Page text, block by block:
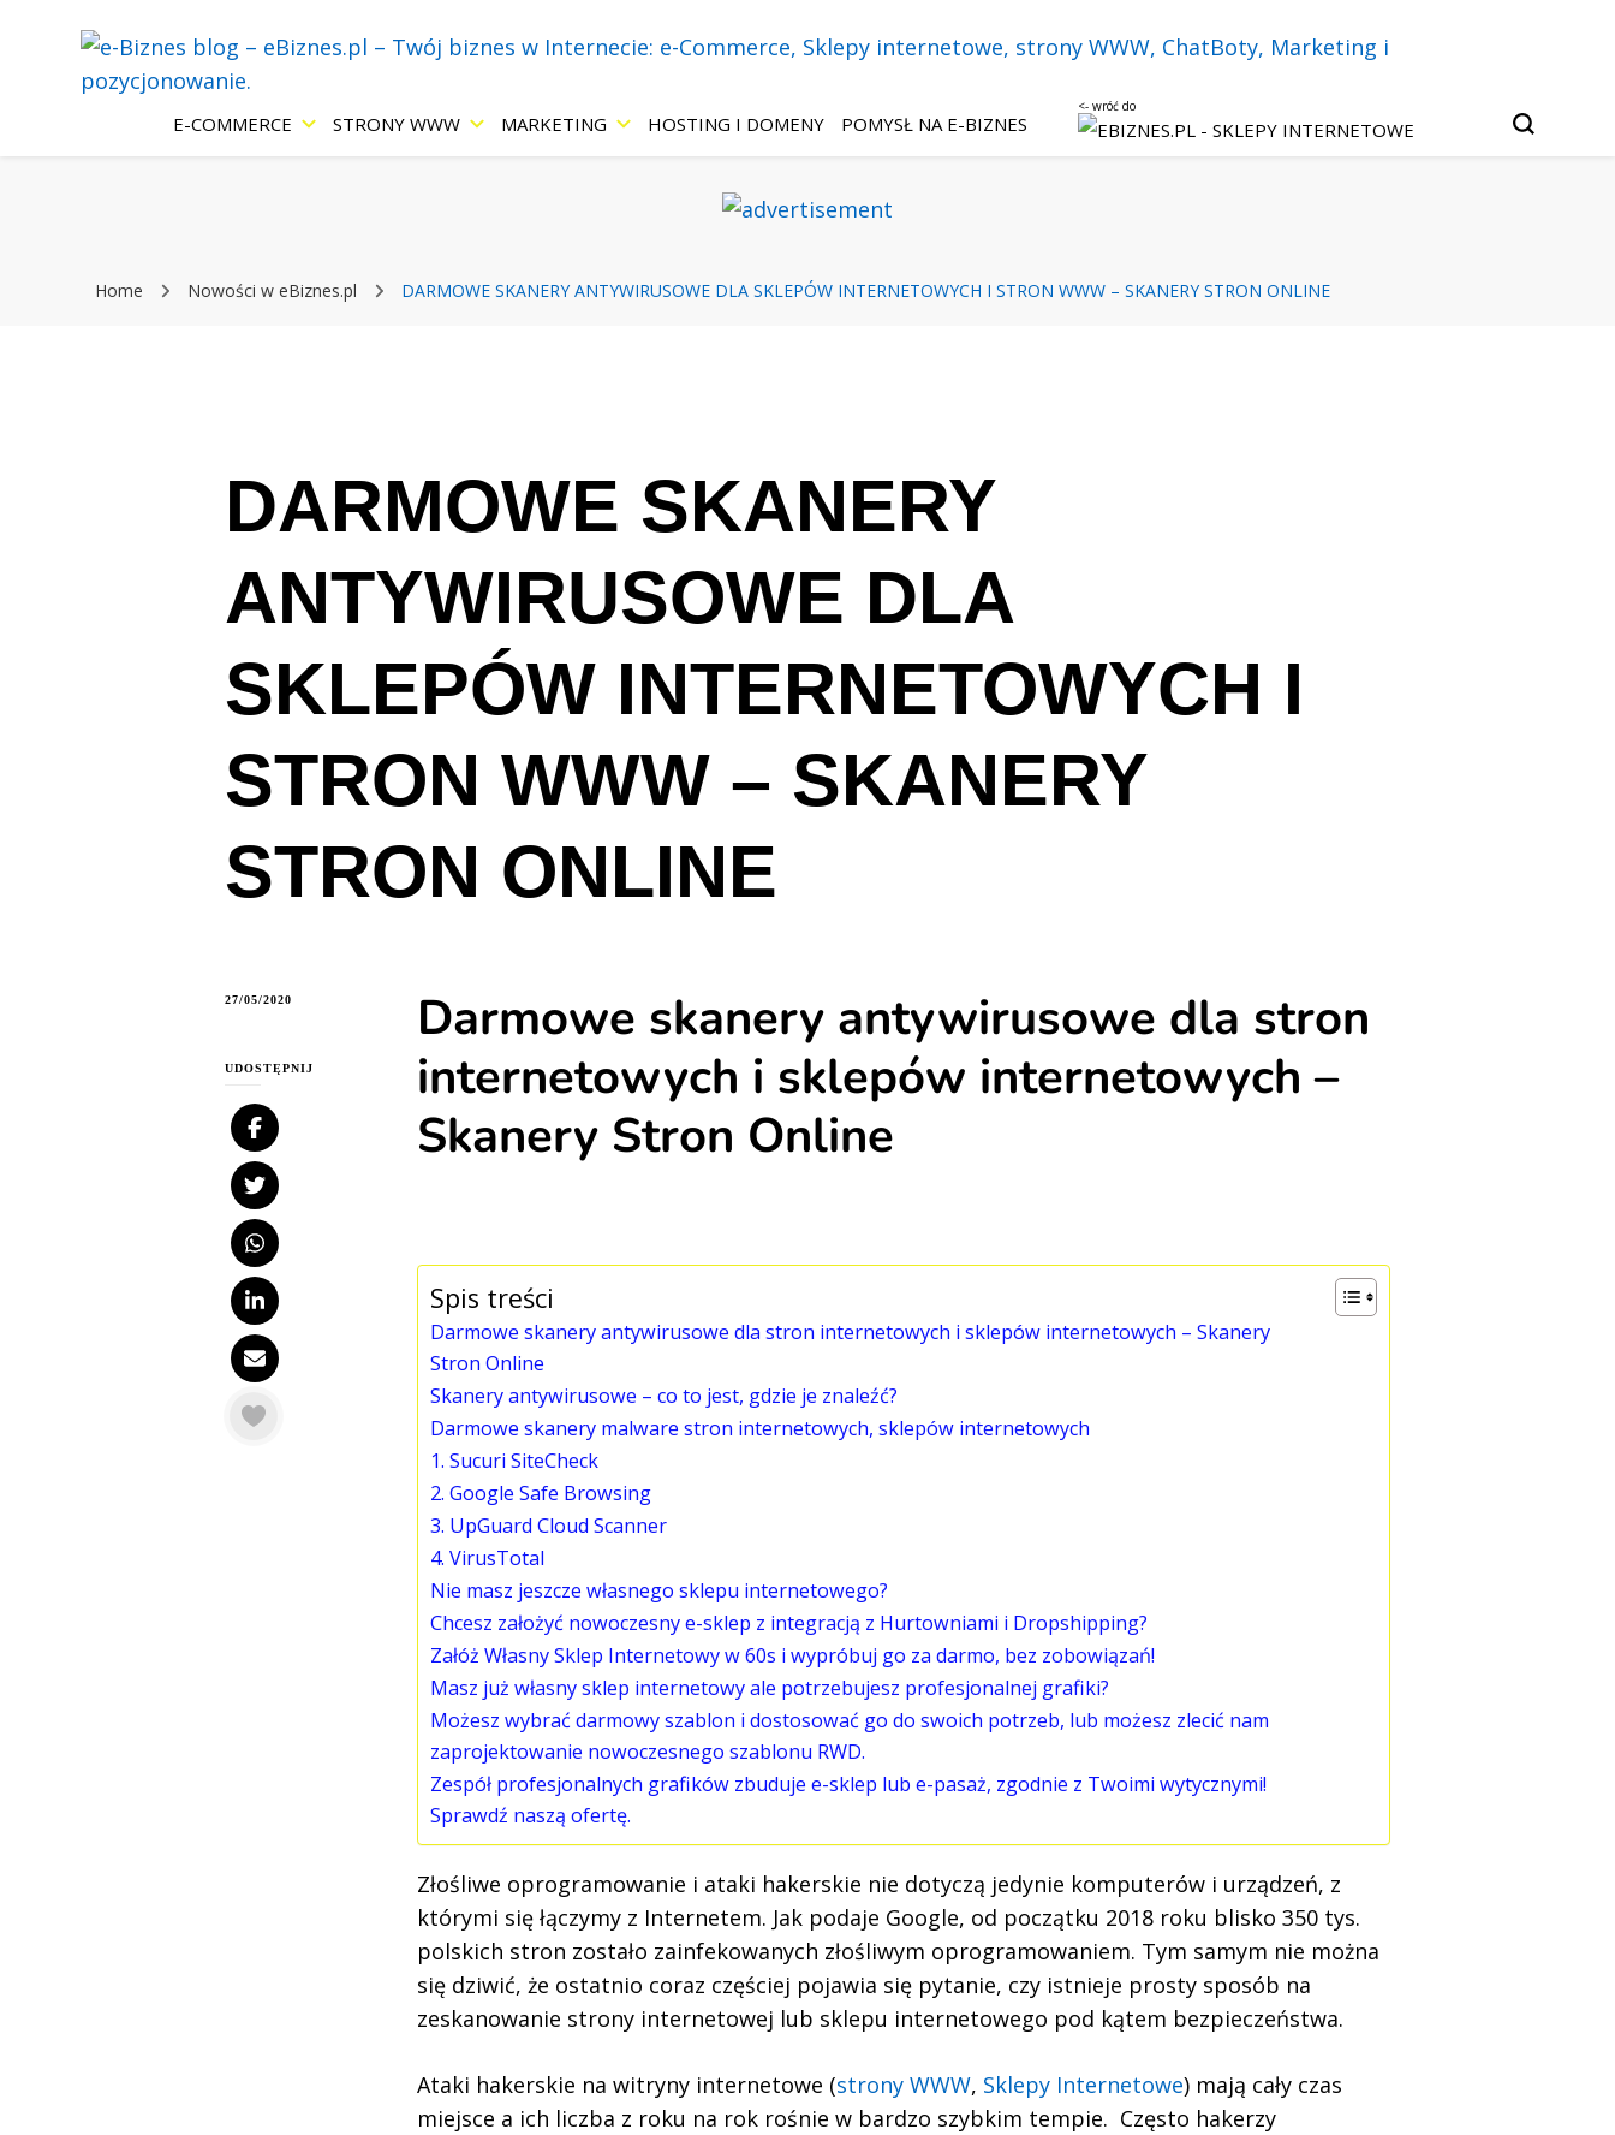
e-Biznes blog – eBiznes.pl – Twój biznes w
Internecie: e-Commerce, Sklepy internetowe,
pozycjonowanie.
Blog eBiznes.pl – wszystko o prowadzenie biznesu w Internecie! Wszystko o: sklepach internetowych, stronach WWW, marketingu, czatbotach i sztucznej inteligencji.
E-COMMERCE STRONY WWW MARKETING HOSTING I DOMENY POMYSŁ NA E-BIZNES
Home Nowości w eBiznes.pl DARMOWE SKANERY ANTYWIRUSOWE DLA SKLEPÓW INTERNETOWYCH I STRON WWW – SKANERY STRON ONLINE
DARMOWE SKANERY
ANTYWIRUSOWE DLA
SKLEPÓW INTERNETOWYCH I
STRON WWW – SKANERY
STRON ONLINE
27/05/2020
UDOSTĘPNIJ
Darmowe skanery antywirusowe dla stron
internetowych i sklepów internetowych –
Skanery Stron Online
Spis treści
Darmowe skanery antywirusowe dla stron internetowych i sklepów internetowych – Skanery
Stron Online
Skanery antywirusowe – co to jest, gdzie je znaleźć?
Darmowe skanery malware stron internetowych, sklepów internetowych
1. Sucuri SiteCheck
2. Google Safe Browsing
3. UpGuard Cloud Scanner
4. VirusTotal
Nie masz jeszcze własnego sklepu internetowego?
Chcesz założyć nowoczesny e-sklep z integracją z Hurtowniami i Dropshipping?
Załóż Własny Sklep Internetowy w 60s i wypróbuj go za darmo, bez zobowiązań!
Masz już własny sklep internetowy ale potrzebujesz profesjonalnej grafiki?
Możesz wybrać darmowy szablon i dostosować go do swoich potrzeb, lub możesz zlecić nam
zaprojektowanie nowoczesnego szablonu RWD.
Zespół profesjonalnych grafików zbuduje e-sklep lub e-pasaż, zgodnie z Twoimi wytycznymi!
Sprawdź naszą ofertę.
Złośliwe oprogramowanie i ataki hakerskie nie dotyczą jedynie komputerów i urządzeń, z
którymi się łączymy z Internetem. Jak podaje Google, od początku 2018 roku blisko 350 tys.
polskich stron zostało zainfekowanych złośliwym oprogramowaniem. Tym samym nie można
się dziwić, że ostatnio coraz częściej pojawia się pytanie, czy istnieje prosty sposób na
zeskanowanie strony internetowej lub sklepu internetowego pod kątem bezpieczeństwa.
Ataki hakerskie na witryny internetowe (strony WWW, Sklepy Internetowe) mają cały czas
miejsce a ich liczba z roku na rok rośnie w bardzo szybkim tempie. Często hakerzy